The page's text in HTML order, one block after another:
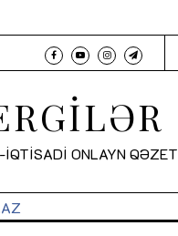
ONLAYN QƏZET